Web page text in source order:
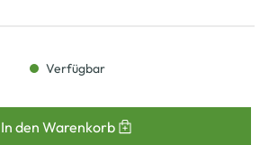
Verfügbar
In den Warenkorb